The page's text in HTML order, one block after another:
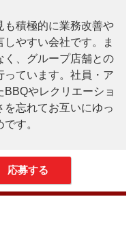
も積極的に業務改善や
やすい会社です。ま
く、グループ店舗との
っています。社員・ア
やレクリエーショ
を忘れてお互いにゆっ
す。
応募する